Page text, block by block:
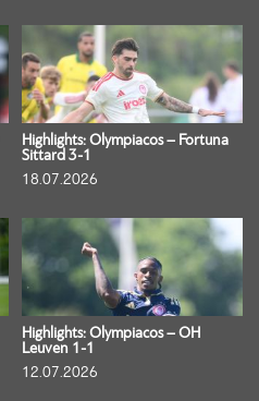
Highlights: Olympiacos – Fortuna
Sittard 3-1
18.07.2026
Highlights: Olympiacos – OH
Leuven 1-1
12.07.2026